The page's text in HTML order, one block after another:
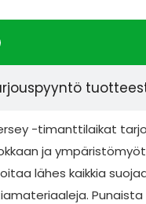
-timanttilaikat
ja
lähes kaikkia
Punaista